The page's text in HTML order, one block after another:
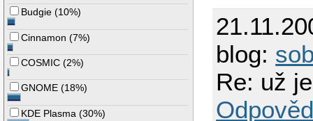
Budgie (10%)
Cinnamon (7%)
COSMIC (2%)
GNOME (18%)
KDE Plasma (30%)
blog:
Re: už